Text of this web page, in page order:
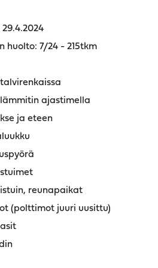
huolto: 7/24 - 215tkm
ajastimella
ja eteen
reunapaikat
(polttimot juuri uusittu)